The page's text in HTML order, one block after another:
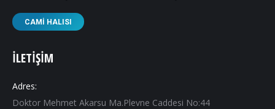
CAMI HALISI
İLETIŞIM
Adres:
Doktor Mehmet Akarsu Ma.Plevne Caddesi No:44